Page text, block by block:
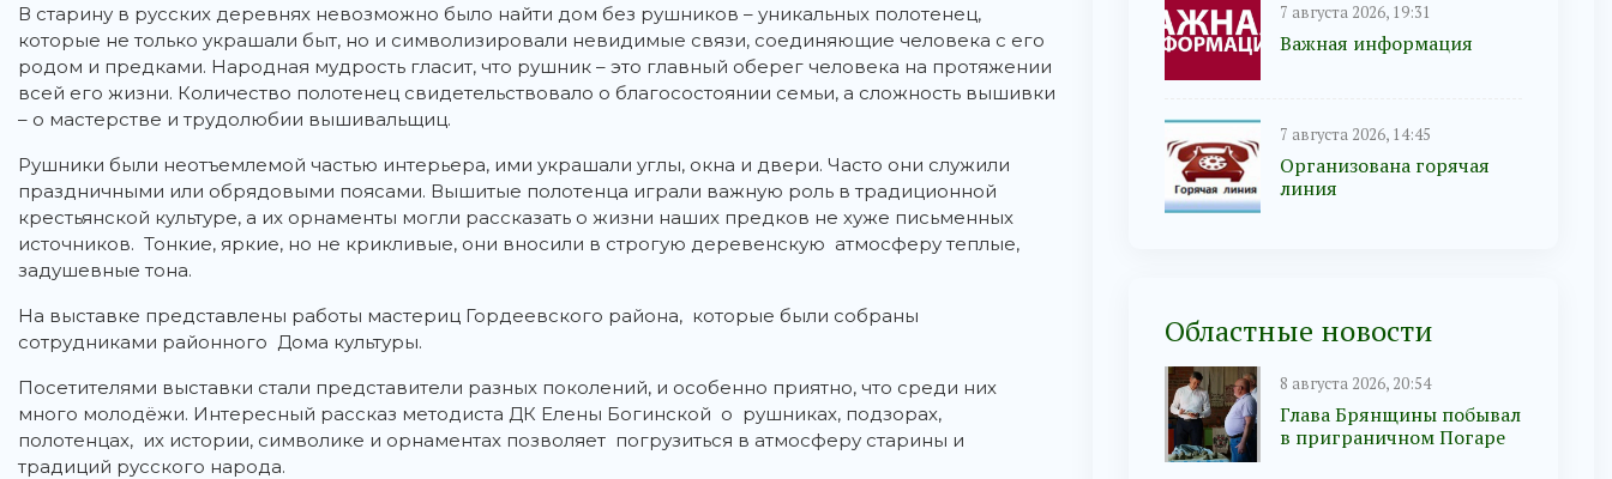
В старину в русских деревнях невозможно было найти дом без рушников – уникальных полотенец,
которые не только украшали быт, но и символизировали невидимые связи, соединяющие человека с его
родом и предками. Народная мудрость гласит, что рушник – это главный оберег человека на протяжении
всей его жизни. Количество полотенец свидетельствовало о благосостоянии семьи, а сложность вышивки
– о мастерстве и трудолюбии вышивальщиц.
Рушники были неотъемлемой частью интерьера, ими украшали углы, окна и двери. Часто они служили
праздничными или обрядовыми поясами. Вышитые полотенца играли важную роль в традиционной
крестьянской культуре, а их орнаменты могли рассказать о жизни наших предков не хуже письменных
источников. Тонкие, яркие, но не крикливые, они вносили в строгую деревенскую атмосферу теплые,
задушевные тона.
На выставке представлены работы мастериц Гордеевского района, которые были собраны
сотрудниками районного Дома культуры.
Посетителями выставки стали представители разных поколений, и особенно приятно, что среди них
много молодёжи. Интересный рассказ методиста ДК Елены Богинской о рушниках, подзорах,
полотенцах, их истории, символике и орнаментах позволяет погрузиться в атмосферу старины и
традиций русского народа.
7 августа 2026, 19:31
Важная информация
7 августа 2026, 14:45
Организована горячая
линия
Областные новости
8 августа 2026, 20:54
Глава Брянщины побывал
в приграничном Погаре